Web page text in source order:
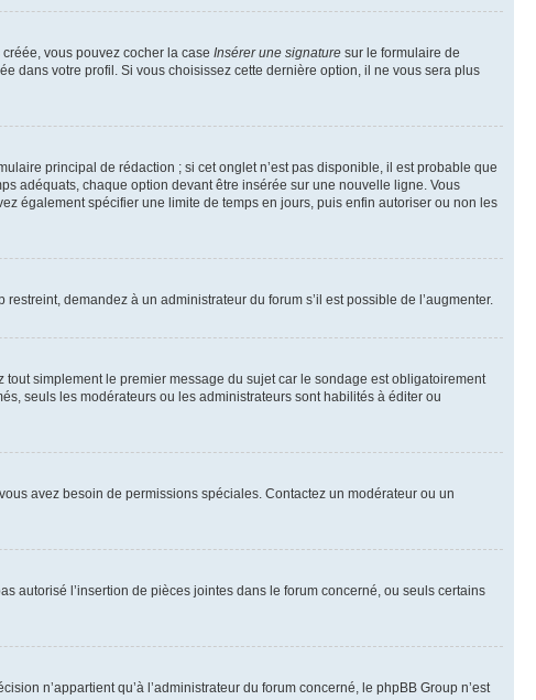
vous pouvez cocher la case Insérer une signature sur le formulaire de
dans votre profil. Si vous choisissez cette dernière option, il ne vous sera plus
principal de rédaction ; si cet onglet n’est pas disponible, il est probable que
adéquats, chaque option devant être insérée sur une nouvelle ligne. Vous
également spécifier une limite de temps en jours, puis enfin autoriser ou non les
demandez à un administrateur du forum s’il est possible de l’augmenter.
simplement le premier message du sujet car le sondage est obligatoirement
seuls les modérateurs ou les administrateurs sont habilités à éditer ou
avez besoin de permissions spéciales. Contactez un modérateur ou un
autorisé l’insertion de pièces jointes dans le forum concerné, ou seuls certains
n’appartient qu’à l’administrateur du forum concerné, le phpBB Group n’est